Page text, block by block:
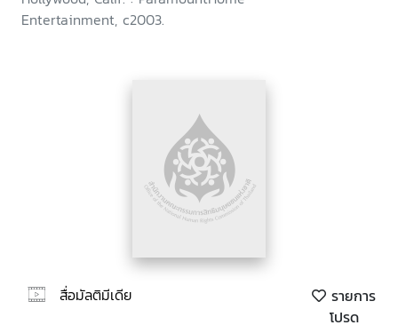
Entertainment, c2003.
สื่อมัลติมีเดีย
รายการ
โปรด